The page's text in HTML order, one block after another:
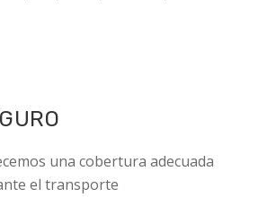
una cobertura adecuada
el transporte